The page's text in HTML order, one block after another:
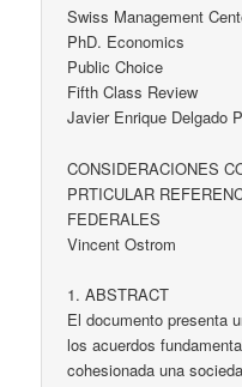
Swiss Management
PhD. Economics
Public Choice
Fifth Class Review
Javier Enrique Delgado
CONSIDERACIONES
PRTICULAR
FEDERALES
Vincent Ostrom
1. ABSTRACT
El documento presenta
los acuerdos
cohesionada una